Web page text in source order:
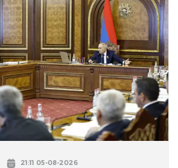
21:11 05-08-2026